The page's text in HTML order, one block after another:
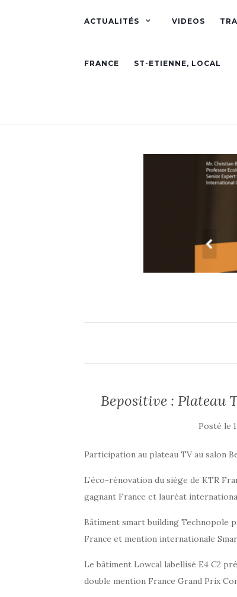
ACTUALITÉS VIDEOS
FRANCE ST-ETIENNE, LOCAL
Bepositive : Plateau
Posté le
Participation au plateau TV au salon
L’éco-rénovation du siège de KTR
gagnant France et lauréat
Bâtiment smart building Technopole
France et mention internationale
Le bâtiment Lowcal labellisé E4 C2
double mention France Grand Prix